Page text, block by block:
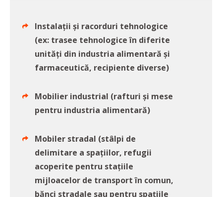
Instalații și racorduri tehnologice
(ex: trasee tehnologice în diferite
unități din industria alimentară și
farmaceutică, recipiente diverse)
Mobilier industrial (rafturi și mese
pentru industria alimentară)
Mobiler stradal (stâlpi de
delimitare a spațiilor, refugii
acoperite pentru stațiile
mijloacelor de transport în comun,
bănci stradale sau pentru spațiile